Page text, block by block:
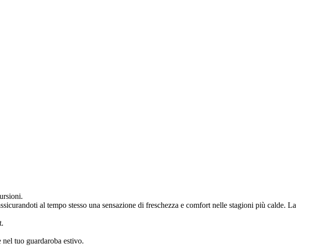
al tempo stesso una sensazione di freschezza e comfort nelle stagioni più calde. La
tuo guardaroba estivo.